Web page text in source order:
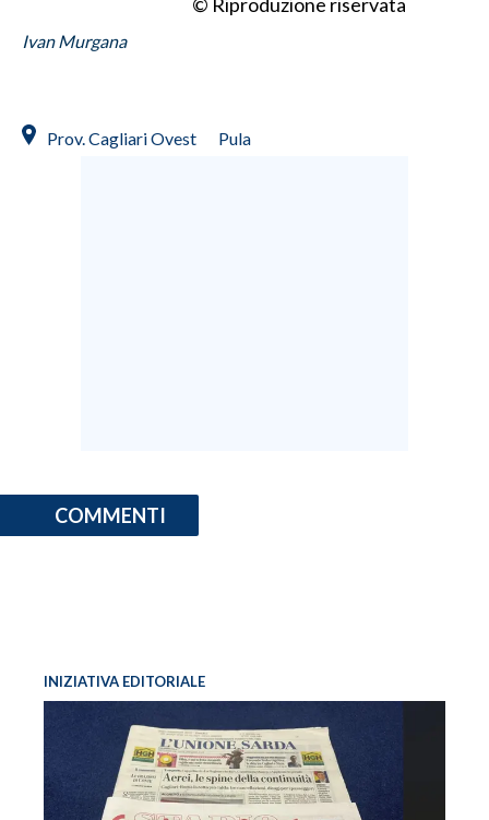
Ivan Murgana
Prov. Cagliari Ovest Pula
COMMENTI
INIZIATIVA EDITORIALE